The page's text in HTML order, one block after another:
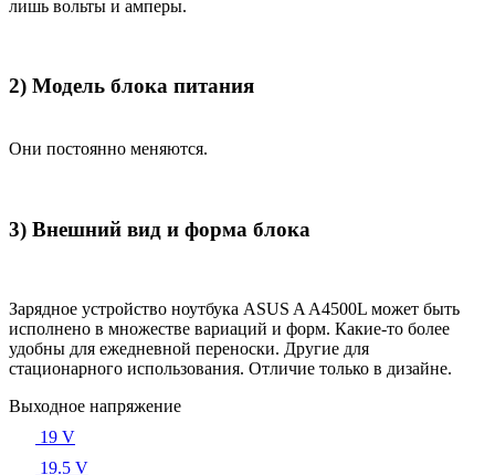
лишь вольты и амперы.
2) Модель блока питания
Они постоянно меняются.
3) Внешний вид и форма блока
Зарядное устройство ноутбука ASUS A A4500L может быть
исполнено в множестве вариаций и форм. Какие-то более
удобны для ежедневной переноски. Другие для
стационарного использования. Отличие только в дизайне.
Выходное напряжение
19 V
19.5 V